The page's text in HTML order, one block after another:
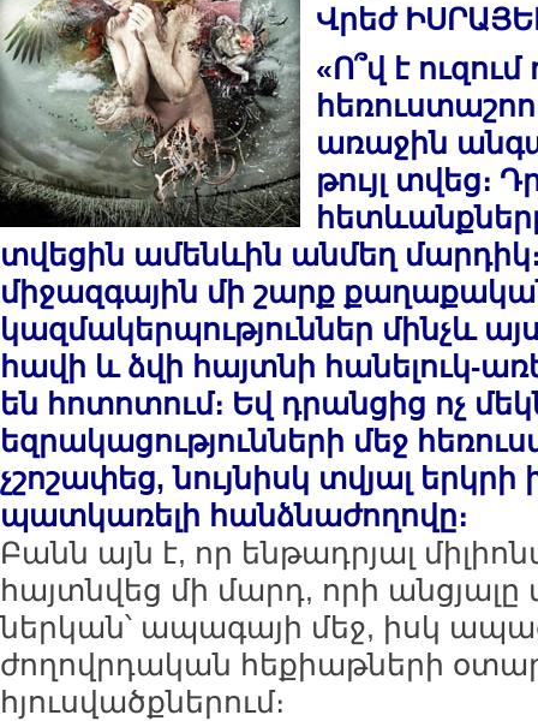
Վրեժ
«Ո՞վ է
առաջին
թույլ
տվեցին ամենևին անմեղ
միջազգային մի շարք
կազմակերպություններ մինչև
հավի և ձվի հայտնի հանելուկ-
են հոտոտում։ Եվ դրանցից ոչ
եզրակացությունների մեջ
չշոշափեց, նույնիսկ տվյալ
պատկառելի հանձնաժողովը։
Բանն այն է, որ ենթադրյալ
հայտնվեց մի մարդ, որի անցյալը
ներկան՝ ապագայի մեջ, իսկ
ժողովրդական հեքիաթների
հյուսվածքներում։